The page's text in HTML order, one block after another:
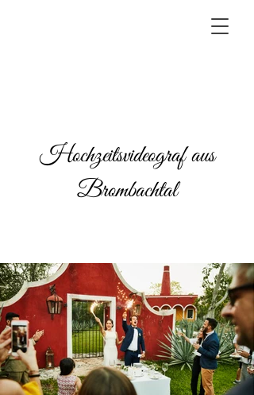
Hochzeitsvideograf aus
Brombachtal